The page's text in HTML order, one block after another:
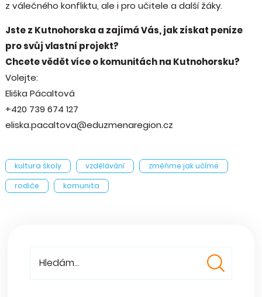
z válečného konfliktu, ale i pro učitele a další žáky.
Jste z Kutnohorska a zajímá Vás, jak získat peníze
pro svůj vlastní projekt?
Chcete vědět více o komunitách na Kutnohorsku?
Volejte:
Eliška Pácaltová
+420 739 674 127
eliska.pacaltova@eduzmenaregion.cz
kultura školy vzdělávání
změňme jak učíme
rodiče
komunita